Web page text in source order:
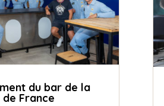
du bar de la
France